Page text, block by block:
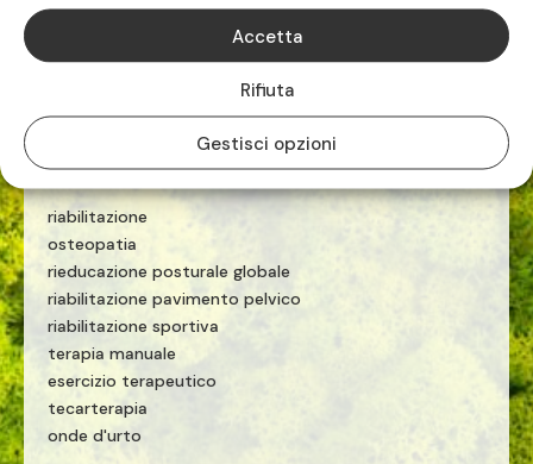
Accetta
Rifiuta
Gestisci opzioni
TEL. 019.883516
FISIOTERAPISTI E OSTEOPATI
riabilitazione
osteopatia
rieducazione posturale globale
riabilitazione pavimento pelvico
riabilitazione sportiva
terapia manuale
esercizio terapeutico
tecarterapia
onde d'urto